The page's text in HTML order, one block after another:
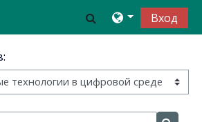
Изменить
Вход